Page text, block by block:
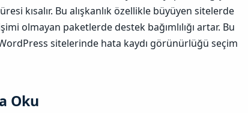
kısalır. Bu alışkanlık özellikle büyüyen sitelerde
olmayan paketlerde destek bağımlılığı artar. Bu
sitelerinde hata kaydı görünürlüğü seçim
Oku​